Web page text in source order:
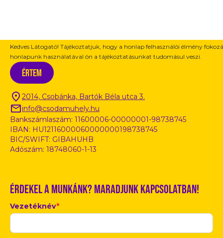
Kapcsolat / Információ
2014, Csobánka, Bartók Béla utca 3.
info@csodamuhely.hu
Bankszámlaszám: 11600006-00000001-98738745
IBAN: HU12116000060000000198738745
BIC/SWIFT: GIBAHUHB
Adószám: 18748060-1-13
Érdekel a munkánk? Maradjunk kapcsolatban!
Vezetéknév*
Kedves Látogató! Tájékoztatjuk, hogy a honlap felhasználói élmény
honlapunk használatával ön a tájékoztatásunkat tudomásul veszi.
Értem